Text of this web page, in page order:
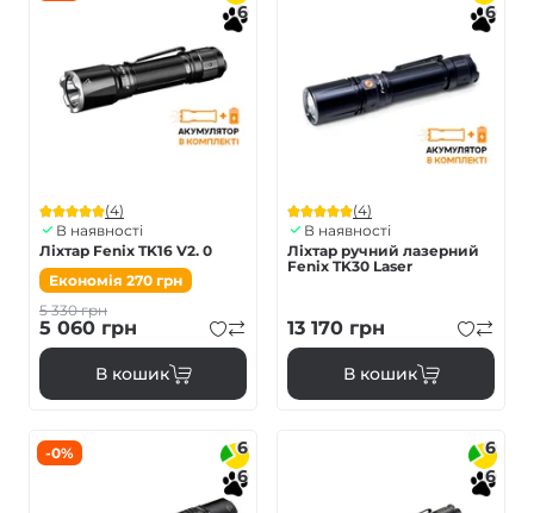
6
(4)
В наявності
Ліхтар Fenix TK16 V2. 0
Економія 270 грн
5 330грн
5 060 грн
В кошик
6
(4)
В наявності
Ліхтар ручний лазерний
Fenix TK30 Laser
13 170 грн
В кошик
-0%
6
6
6
6